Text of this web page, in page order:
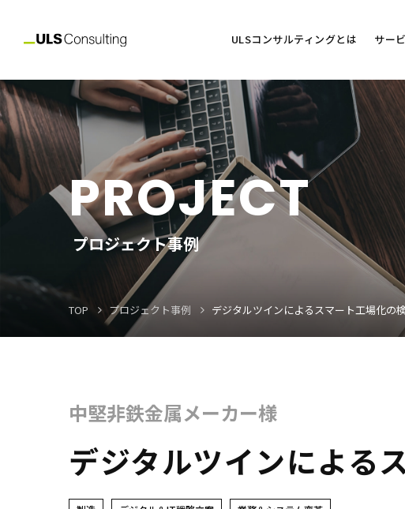
ULSコンサルティングとは サー
PROJECT
プロジェクト事例
TOP プロジェクト事例 デジタルツインによるスマート工場化の
中堅非鉄金属メーカー様
デジタルツインによる